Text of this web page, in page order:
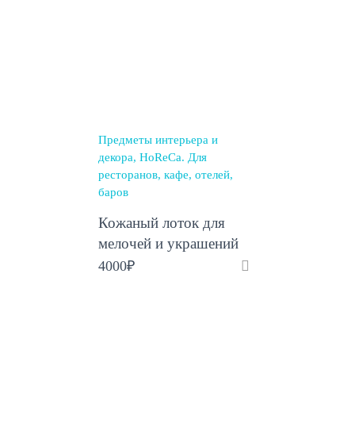
Предметы интерьера и
декора HoReCa. Для
ресторанов, кафе, отелей,
баров
Кожаный лоток для
мелочей и украшений
4000₽